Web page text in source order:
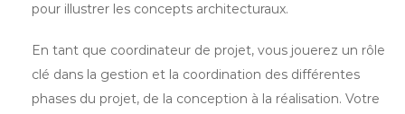
pour illustrer les concepts architecturaux.
En tant que coordinateur de projet, vous jouerez un rôle
clé dans la gestion et la coordination des différentes
phases du projet, de la conception à la réalisation. Votre